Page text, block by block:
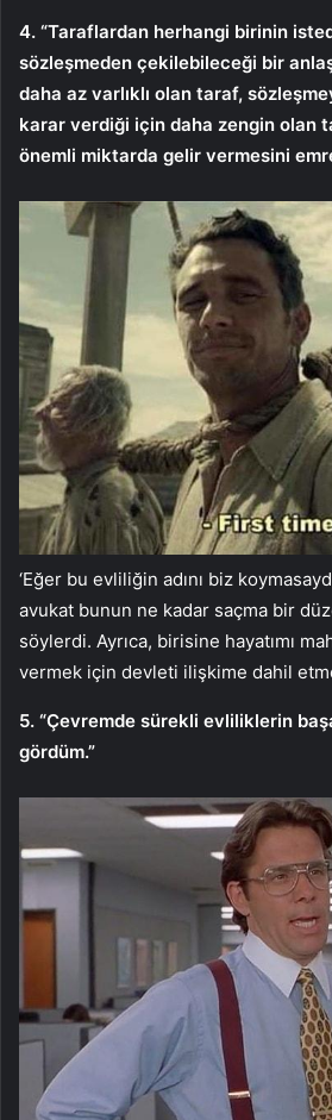
4. “Taraflardan herhangi birinin
sözleşmeden çekilebileceği bir
daha az varlıklı olan taraf,
karar verdiği için daha zengin olan
önemli miktarda gelir vermesini
‘Eğer bu evliliğin adını biz
avukat bunun ne kadar saçma bir
söylerdi. Ayrıca, birisine hayatımı
vermek için devleti ilişkime dahil
5. “Çevremde sürekli evliliklerin
gördüm.”